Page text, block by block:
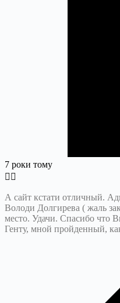
7 роки тому
А сайт кстати отличный.
Володи Долгирева ( жаль
место. Удачи. Спасибо что
Генту, мной пройденный,